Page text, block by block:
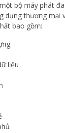
bộ máy phát
dụng thương mại
bao gồm:
liệu